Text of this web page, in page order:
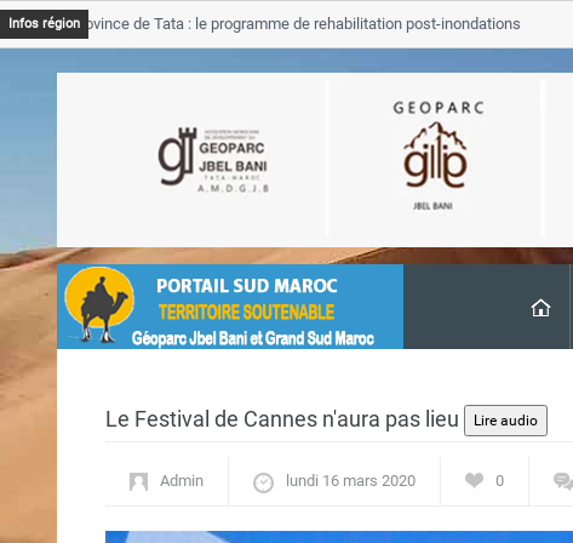
Infos région
Province de Tata : le programme de rehabilitation post-inondations
Le Festival de Cannes n'aura pas lieu
Admin lundi 16 mars 2020 0